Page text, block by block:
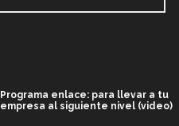
Programa enlace: para llevar a tu
empresa al siguiente nivel (video)